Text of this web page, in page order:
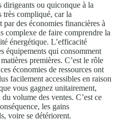
dirigeants ou quiconque à la
très compliqué, car la
des économies financières à
complexe de faire comprendre la
énergétique. L’efficacité
équipements qui consomment
premières. C’est le rôle
économies de ressources ont
facilement accessibles en raison
vous gagnez unitairement,
volume des ventes. C’est ce
les gains
voire se détériorent.